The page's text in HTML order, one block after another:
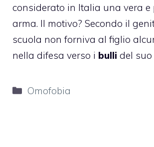
considerato in Italia una vera e
arma. Il motivo? Secondo il
scuola non forniva al figlio
nella difesa verso i bulli del
Categorie
Omofobia